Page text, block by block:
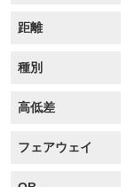
距離
種別
高低差
フェアウェイ